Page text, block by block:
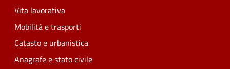
Vita lavorativa
Mobilità e trasporti
Catasto e urbanistica
Anagrafe e stato civile